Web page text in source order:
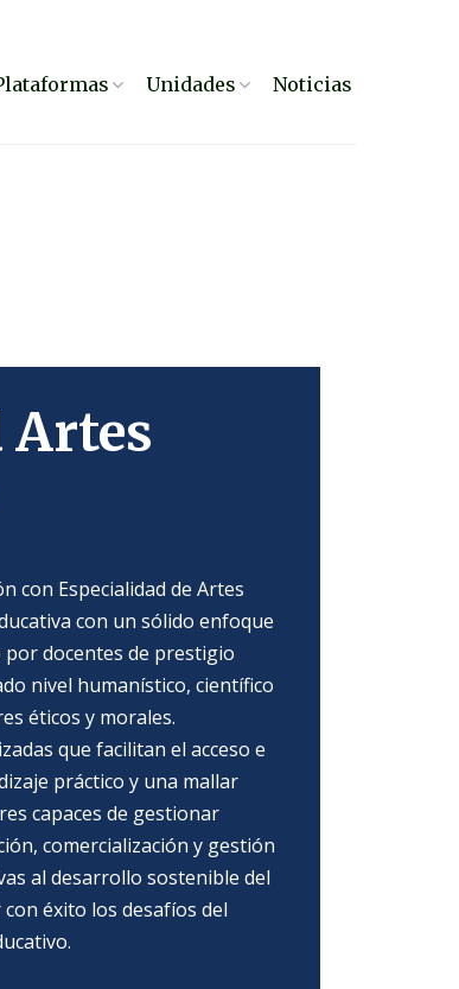
Unidades Noticias
Artes
con Especialidad de Artes
con un sólido enfoque
docentes de prestigio
nivel humanístico, científico
éticos y morales.
que facilitan el acceso e
práctico y una mallar
capaces de gestionar
comercialización y gestión
al desarrollo sostenible del
éxito los desafíos del